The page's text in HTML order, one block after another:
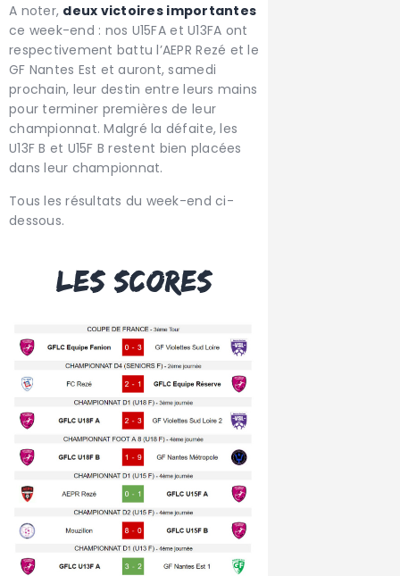
A noter, deux victoires importantes
ce week-end : nos U15FA et U13FA ont
respectivement battu l’AEPR Rezé et le
GF Nantes Est et auront, samedi
prochain, leur destin entre leurs mains
pour terminer premières de leur
championnat. Malgré la défaite, les
U13F B et U15F B restent bien placées
dans leur championnat.
Tous les résultats du week-end ci-
dessous.
Les scores